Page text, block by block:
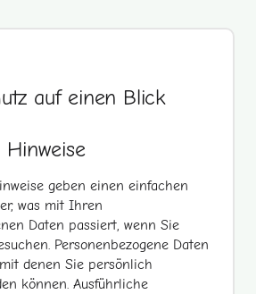
auf einen Blick
geben einen einfachen
was mit Ihren
Daten passiert, wenn Sie
Personenbezogene Daten
denen Sie persönlich
können. Ausführliche